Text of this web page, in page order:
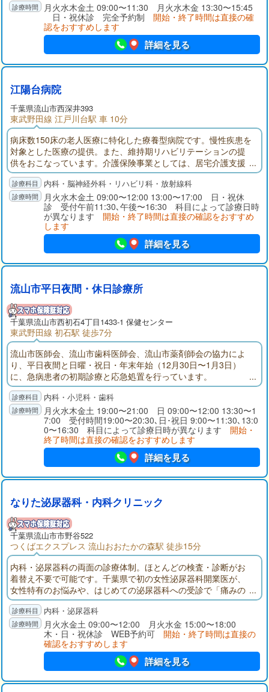
月火水木金土 09:00〜11:30 月火水木金 13:30〜15:45
日・祝休診 完全予約制 開始・終了時間は直接の確
認をおすすめします
詳細を見る
江陽台病院
千葉県流山市西深井393
東武野田線 江戸川台駅 車 10分
病床数150床の老人医療に特化した療養型病院です。慢性疾患を
対象とした医療の提供。また、維持期リハビリテーションの提
供をおこなっています。介護保険事業としては、居宅介護支援
事業所、通所介護、訪問介護を併設しております。
内科・脳神経外科・リハビリ科・放射線科
月火水木金土 09:00〜12:00 13:00〜17:00 日・祝休
診 受付午前11:30､午後〜16:30 科目によって診療日時
が異なります 開始・終了時間は直接の確認をおすすめ
します
詳細を見る
流山市平日夜間・休日診療所
千葉県流山市西初石4丁目1433-1 保健センター
東武野田線 初石駅 徒歩7分
流山市医師会、流山市歯科医師会、流山市薬剤師会の協力によ
り、平日夜間と日曜・祝日・年末年始（12月30日〜1月3日）
に、急病患者の初期診療と応急処置を行っています。
内科・小児科・歯科
月火水木金土 19:00〜21:00 日 09:00〜12:00 13:30〜1
7:00 受付時間19:00〜20:30､日･祝日 9:00〜11:30､13:0
0〜16:30 科目によって診療日時が異なります 開始・
終了時間は直接の確認をおすすめします
詳細を見る
なりた泌尿器科・内科クリニック
千葉県流山市市野谷522
つくばエクスプレス 流山おおたかの森駅 徒歩15分
内科・泌尿器科の両面の診療体制。ほとんどの検査・診断がお
着替え不要で可能です。千葉県で初の女性泌尿器科開業医が、
女性特有のお悩みや、はじめての泌尿器科への受診で「痛みの
不安」「恥ずかしさ」などを感じる方へ寄り添い、話しやす
く、治療に専念できる環境づくりに力を入れております。
内科・泌尿器科
月火水金土 09:00〜12:00 月火水金 15:00〜18:00
木・日・祝休診 WEB予約可 開始・終了時間は直接の
確認をおすすめします
詳細を見る